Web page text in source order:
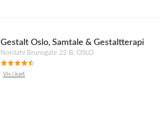
Gestalt Oslo, Samtale & Gestaltterapi
Nordahl Brunsgate 22 B, OSLO
Vis i kart